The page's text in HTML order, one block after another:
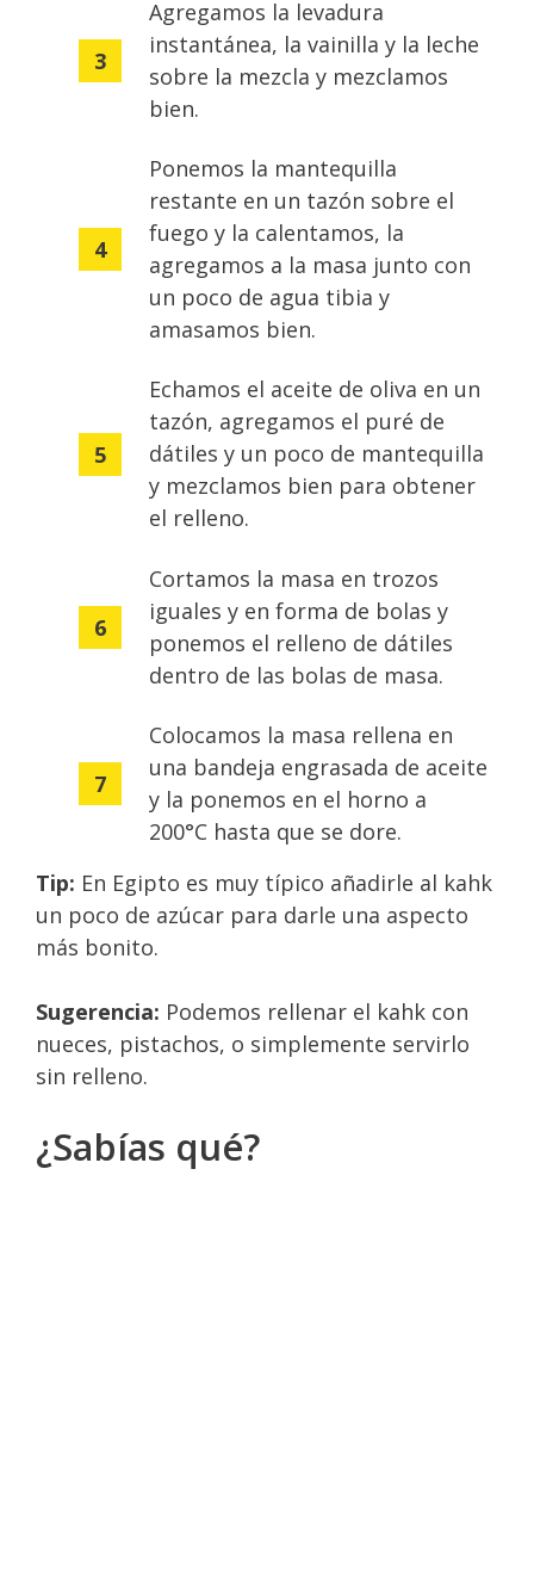
Agregamos la levadura
instantánea, la vainilla y la leche
sobre la mezcla y mezclamos
bien.
Ponemos la mantequilla
restante en un tazón sobre el
fuego y la calentamos, la
agregamos a la masa junto con
un poco de agua tibia y
amasamos bien.
Echamos el aceite de oliva en un
tazón, agregamos el puré de
dátiles y un poco de mantequilla
y mezclamos bien para obtener
el relleno.
Cortamos la masa en trozos
iguales y en forma de bolas y
ponemos el relleno de dátiles
dentro de las bolas de masa.
Colocamos la masa rellena en
una bandeja engrasada de aceite
y la ponemos en el horno a
200°C hasta que se dore.
Tip: En Egipto es muy típico añadirle al kahk
un poco de azúcar para darle una aspecto
más bonito.
Sugerencia: Podemos rellenar el kahk con
nueces, pistachos, o simplemente servirlo
sin relleno.
¿Sabías qué?